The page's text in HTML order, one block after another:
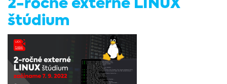
2-ročné externé LINUX
štúdium